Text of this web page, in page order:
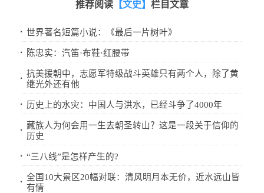
推荐阅读 【文史】 栏目文章
· 世界著名短篇小说：《最后一片树叶》
· 陈忠实：汽笛·布鞋·红腰带
· 抗美援朝中，志愿军特级战斗英雄只有两个人，除了黄
继光外还有他
· 历史上的水灾：中国人与洪水，已经斗争了4000年
· 藏族人为何会用一生去朝圣转山？这是一段关于信仰的
历史
· “三八线”是怎样产生的?
· 全国10大景区20幅对联：清风明月本无价，近水远山皆
有情